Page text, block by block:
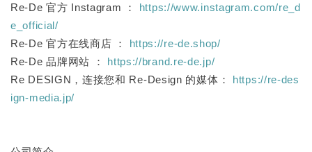
Re-De 官方 Instagram ： https://www.instagram.com/re_d
e_official/
Re-De 官方在线商店 ： https://re-de.shop/
Re-De 品牌网站 ： https://brand.re-de.jp/
Re DESIGN，连接您和 Re-Design 的媒体： https://re-des
ign-media.jp/